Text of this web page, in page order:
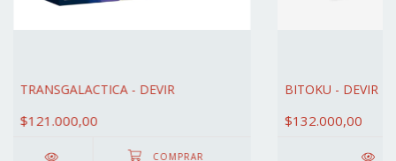
TRANSGALACTICA - DEVIR
$121.000,00
BITOKU - DEVIR
$132.000,00